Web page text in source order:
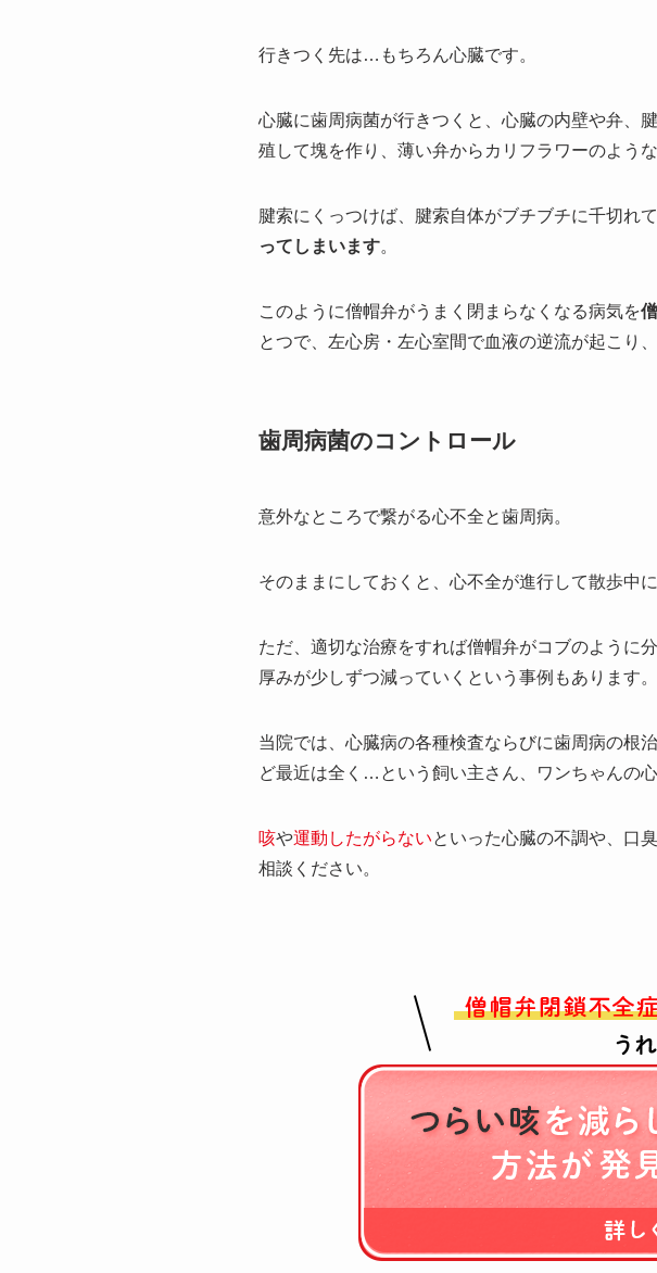
行きつく先は…もちろん心臓です。
心臓に歯周病菌が行きつくと、心臓の内壁や弁、
殖して塊を作り、薄い弁からカリフラワーのよう
腱索にくっつけば、腱索自体がブチブチに千切れ
ってしまいます。
このように僧帽弁がうまく閉まらなくなる病気を
とつで、左心房・左心室間で血液の逆流が起こり
歯周病菌のコントロール
意外なところで繋がる心不全と歯周病。
そのままにしておくと、心不全が進行して散歩中
ただ、適切な治療をすれば僧帽弁がコブのように
厚みが少しずつ減っていくという事例もあります。
当院では、心臓病の各種検査ならびに歯周病の根
ど最近は全く…という飼い主さん、ワンちゃんの
咳や運動したがらないといった心臓の不調や、口
相談ください。